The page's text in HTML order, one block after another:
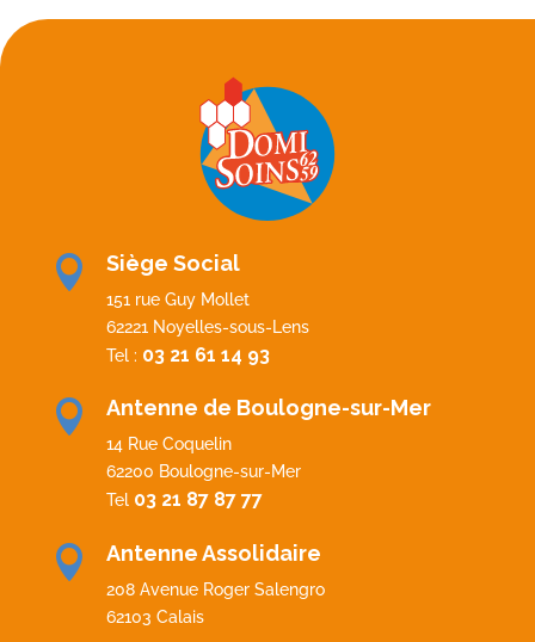
 Siège Social
151 rue Guy Mollet
62221 Noyelles-sous-Lens
Tel : 03 21 61 14 93
 Antenne de Boulogne-sur-Mer
14 Rue Coquelin
62200 Boulogne-sur-Mer
Tel 03 21 87 87 77
 Antenne Assolidaire
208 Avenue Roger Salengro
62103 Calais